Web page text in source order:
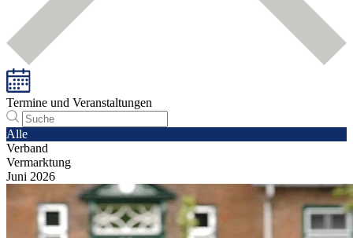
Termine und Veranstaltungen
Alle
Verband
Vermarktung
Juni 2026